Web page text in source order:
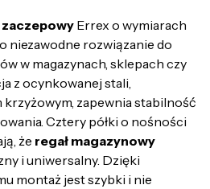
zaczepowy Errex o wymiarach
rozwiązanie do
w magazynach, sklepach czy
z ocynkowanej stali,
zapewnia stabilność
Cztery półki o nośności
że regał magazynowy
i uniwersalny. Dzięki
montaż jest szybki i nie